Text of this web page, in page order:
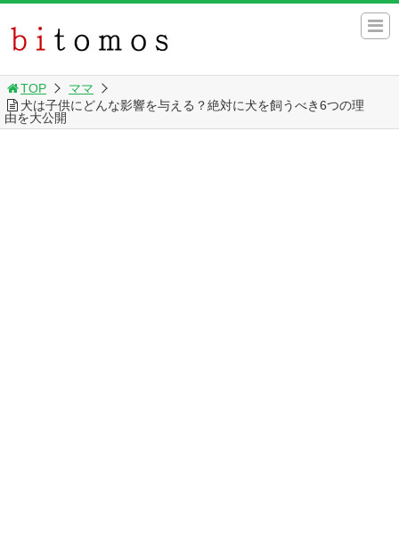
TOP
ママ
犬は子供にどんな影響を与える？絶対に犬を飼うべき6つの理
由を大公開